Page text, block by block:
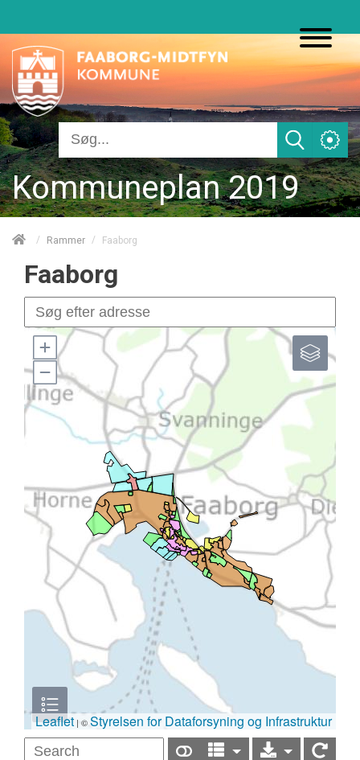
Kommuneplan 2019
/ Rammer / Faaborg
Faaborg
Leaflet | ©Styrelsen for Dataforsyning og Infrastruktur